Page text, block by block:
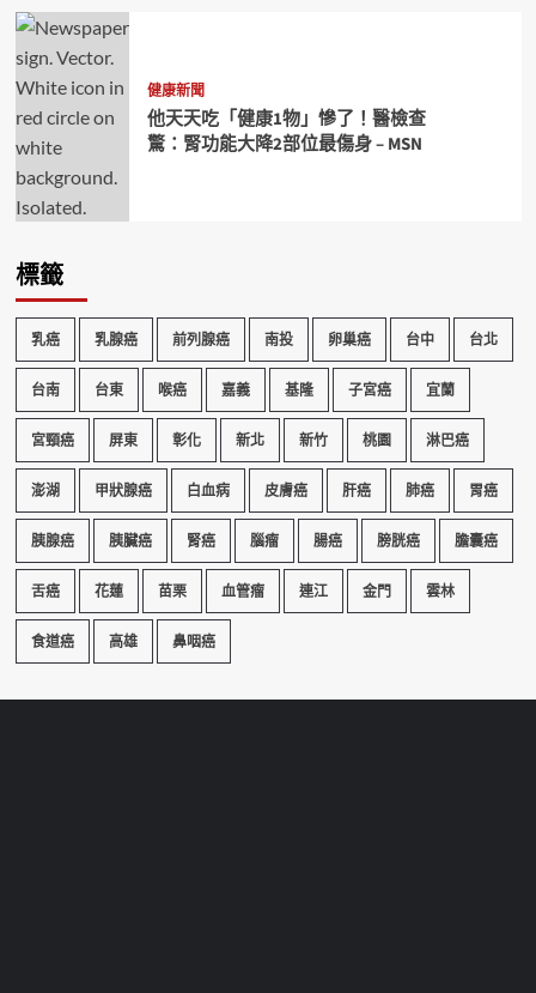
健康新聞
他天天吃「健康1物」慘了！醫檢查
驚：腎功能大降2部位最傷身 – MSN
標籤
乳癌 乳腺癌 前列腺癌 南投 卵巢癌 台中 台北
台南 台東 喉癌 嘉義 基隆 子宮癌 宜蘭
宮頸癌 屏東 彰化 新北 新竹 桃園 淋巴癌
澎湖 甲狀腺癌 白血病 皮膚癌 肝癌 肺癌 胃癌
胰腺癌 胰臟癌 腎癌 腦瘤 腸癌 膀胱癌 膽囊癌
舌癌 花蓮 苗栗 血管瘤 連江 金門 雲林
食道癌 高雄 鼻咽癌